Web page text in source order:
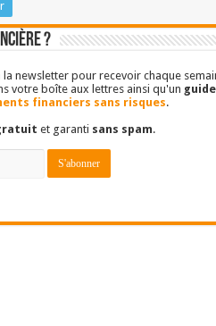
?
newsletter pour recevoir chaque
votre boîte aux lettres ainsi qu'un guide
financiers sans risques.
et garanti sans spam.